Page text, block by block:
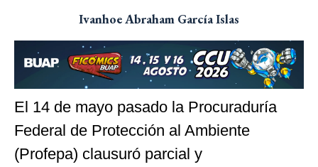
Ivanhoe Abraham García Islas
El 14 de mayo pasado la Procuraduría
Federal de Protección al Ambiente
(Profepa) clausuró parcial y